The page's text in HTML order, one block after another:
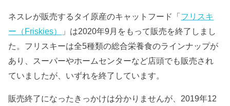
ネスレが販売するタイ原産のキャットフード「フリスキ
ー（Friskies）
」は2020年9月をもって販売を終了しまし
た。フリスキーは全5種類の総合栄養食のラインナップが
あり、スーパーやホームセンターなど店頭でも販売され
ていましたが、いずれを終了しています。
販売終了になったきっかけは分かりませんが、2019年12